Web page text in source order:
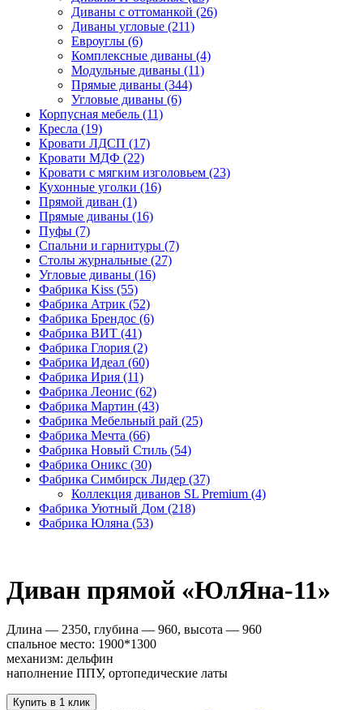
Диваны с оттоманкой (26)
Диваны угловые (211)
Евроуглы (6)
Комплексные диваны (4)
Модульные диваны (11)
Прямые диваны (344)
Угловые диваны (6)
Корпусная мебель (11)
Кресла (19)
Кровати ЛДСП (17)
Кровати МДФ (22)
Кровати с мягким изголовьем (23)
Кухонные уголки (16)
Прямой диван (1)
Прямые диваны (16)
Пуфы (7)
Спальни и гарнитуры (7)
Столы журнальные (27)
Угловые диваны (16)
Фабрика Kiss (55)
Фабрика Атрик (52)
Фабрика Брендос (6)
Фабрика ВИТ (41)
Фабрика Глория (2)
Фабрика Идеал (60)
Фабрика Ирия (11)
Фабрика Леонис (62)
Фабрика Мартин (43)
Фабрика Мебельный рай (25)
Фабрика Мечта (66)
Фабрика Новый Стиль (54)
Фабрика Оникс (30)
Фабрика Симбирск Лидер (37)
Коллекция диванов SL Premium (4)
Фабрика Уютный Дом (218)
Фабрика Юляна (53)
Диван прямой «ЮлЯна-11»
Длина — 2350, глубина — 960, высота — 960
спальное место: 1900*1300
механизм: дельфин
наполнение ППУ, ортопедические латы
Купить в 1 клик